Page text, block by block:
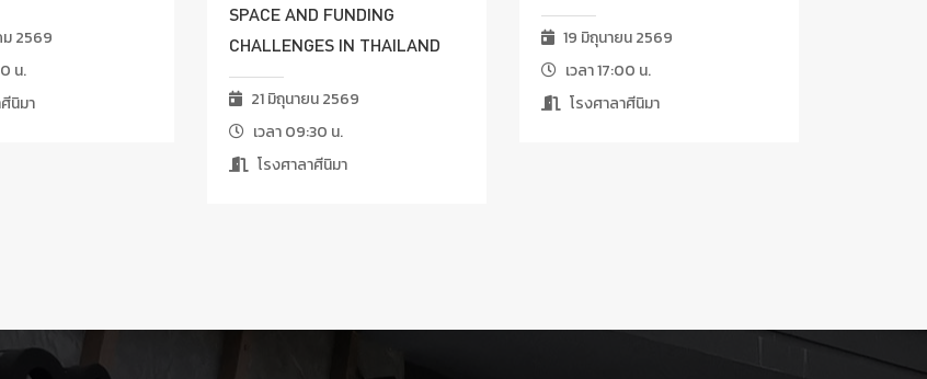
2569
น.
นิมา
SPACE AND FUNDING
CHALLENGES IN THAILAND
21 มิถุนายน 2569
เวลา 09:30 น.
โรงศาลาศีนิมา
19 มิถุนายน 2569
เวลา 17:00 น.
โรงศาลาศีนิมา